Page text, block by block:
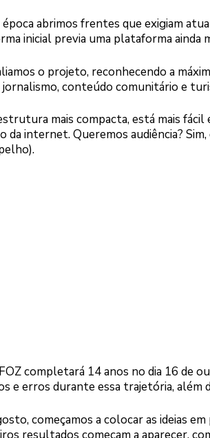
época abrimos frentes que exigiam
inicial previa uma plataforma ainda
o projeto, reconhecendo a
jornalismo, conteúdo comunitário e
mais compacta, está mais
da internet. Queremos audiência?
completará 14 anos no dia 16 de
e erros durante essa trajetória,
começamos a colocar as ideias
resultados começam a aparecer,